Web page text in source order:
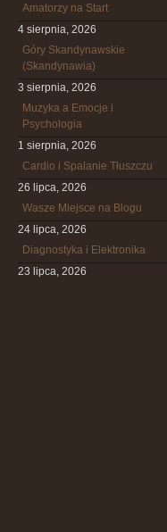
Amatorzy na Start
4 sierpnia, 2026
Góry Skandynawskie
(Skandynawia)
3 sierpnia, 2026
Muzyka a Emocje i
Psychologia
1 sierpnia, 2026
Cardio i Spalanie Tłuszczu
26 lipca, 2026
Wasze Miejsce na Blogu
24 lipca, 2026
Diagnostyka i Elektronika
23 lipca, 2026